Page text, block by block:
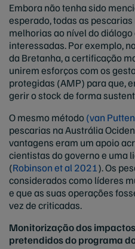
Embora não tenha sido
esperado, todas as
melhorias ao nível do
interessadas. Por exemplo,
da Bretanha, a certificação
unirem esforços com os
protegidas (AMP) para que,
gerir o stock de forma
O mesmo método(van
pescarias na Austrália
vantagens eram um apoio
cientistas do governo e uma
(Robinson et al 2021). Os
considerados como líderes
e que as suas operações
vez de criticadas.
Monitorização dos
pretendidos do programa